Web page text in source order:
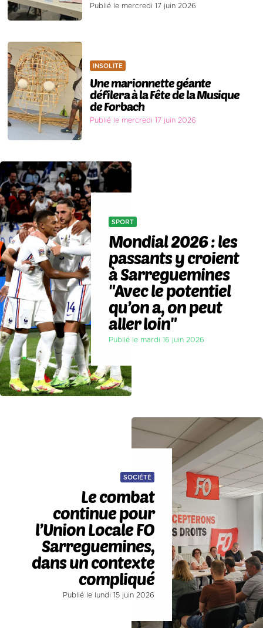
Publié le mercredi 17 juin 2026
INSOLITE
Une marionnette géante
défilera à la Fête de la Musique
de Forbach
Publié le mercredi 17 juin 2026
SPORT
Mondial 2026 : les
passants y croient
à Sarreguemines
"Avec le potentiel
qu’on a, on peut
aller loin"
Publié le mardi 16 juin 2026
SOCIÉTÉ
Le combat
continue pour
l’Union Locale FO
Sarreguemines,
dans un contexte
compliqué
Publié le lundi 15 juin 2026